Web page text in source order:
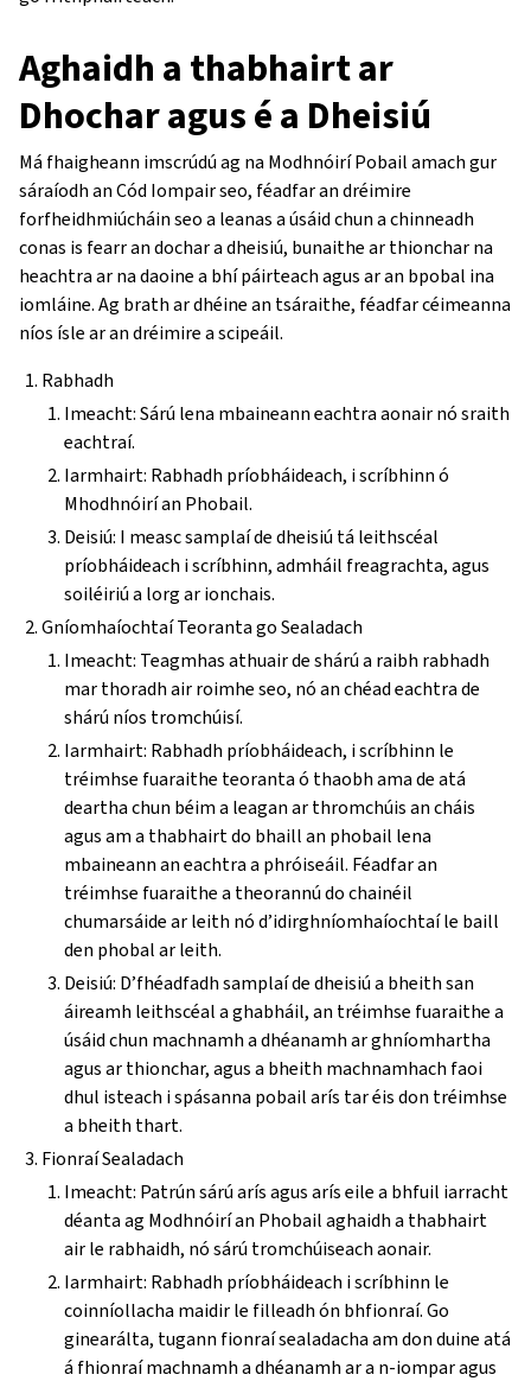
Aghaidh a thabhairt ar
Dhochar agus é a Dheisiú
Má fhaigheann imscrúdú ag na Modhnóirí Pobail amach gur
sáraíodh an Cód Iompair seo, féadfar an dréimire
forfheidhmiúcháin seo a leanas a úsáid chun a chinneadh
conas is fearr an dochar a dheisiú, bunaithe ar thionchar na
heachtra ar na daoine a bhí páirteach agus ar an bpobal ina
iomláine. Ag brath ar dhéine an tsáraithe, féadfar céimeanna
níos ísle ar an dréimire a scipeáil.
Rabhadh
Imeacht: Sárú lena mbaineann eachtra aonair nó sraith
eachtraí.
Iarmhairt: Rabhadh príobháideach, i scríbhinn ó
Mhodhnóirí an Phobail.
Deisiú: I measc samplaí de dheisiú tá leithscéal
príobháideach i scríbhinn, admháil freagrachta, agus
soiléiriú a lorg ar ionchais.
Gníomhaíochtaí Teoranta go Sealadach
Imeacht: Teagmhas athuair de shárú a raibh rabhadh
mar thoradh air roimhe seo, nó an chéad eachtra de
shárú níos tromchúisí.
Iarmhairt: Rabhadh príobháideach, i scríbhinn le
tréimhse fuaraithe teoranta ó thaobh ama de atá
deartha chun béim a leagan ar thromchúis an cháis
agus am a thabhairt do bhaill an phobail lena
mbaineann an eachtra a phróiseáil. Féadfar an
tréimhse fuaraithe a theorannú do chainéil
chumarsáide ar leith nó d’idirghníomhaíochtaí le baill
den phobal ar leith.
Deisiú: D’fhéadfadh samplaí de dheisiú a bheith san
áireamh leithscéal a ghabháil, an tréimhse fuaraithe a
úsáid chun machnamh a dhéanamh ar ghníomhartha
agus ar thionchar, agus a bheith machnamhach faoi
dhul isteach i spásanna pobail arís tar éis don tréimhse
a bheith thart.
Fionraí Sealadach
Imeacht: Patrún sárú arís agus arís eile a bhfuil iarracht
déanta ag Modhnóirí an Phobail aghaidh a thabhairt
air le rabhaidh, nó sárú tromchúiseach aonair.
Iarmhairt: Rabhadh príobháideach i scríbhinn le
coinníollacha maidir le filleadh ón bhfionraí. Go
ginearálta, tugann fionraí sealadacha am don duine atá
á fhionraí machnamh a dhéanamh ar a n-iompar agus